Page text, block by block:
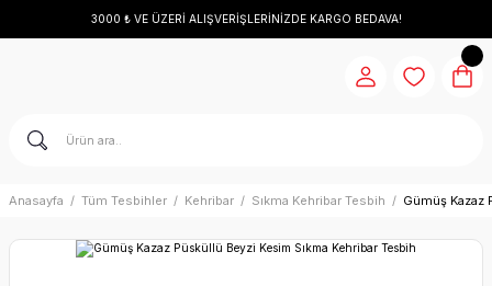
3000 ₺ VE ÜZERİ ALIŞVERİŞLERİNİZDE KARGO BEDAVA!
Anasayfa Tüm Tesbihler Kehribar Sıkma Kehribar Tesbih Gümüş Kazaz